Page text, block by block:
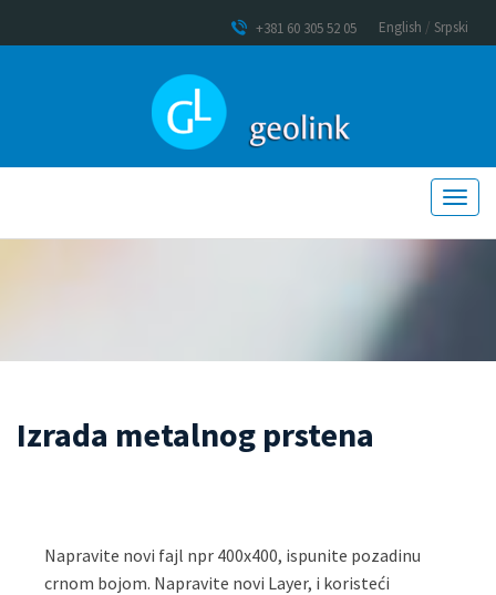
+381 60 305 52 05 English / Srpski
Izrada metalnog prstena
Napravite novi fajl npr 400x400, ispunite pozadinu
crnom bojom. Napravite novi Layer, i koristeći